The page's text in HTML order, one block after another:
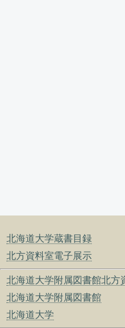
北海道大学蔵書目録
北方資料室電子展示
北海道大学附属図書館北方
北海道大学附属図書館
北海道大学